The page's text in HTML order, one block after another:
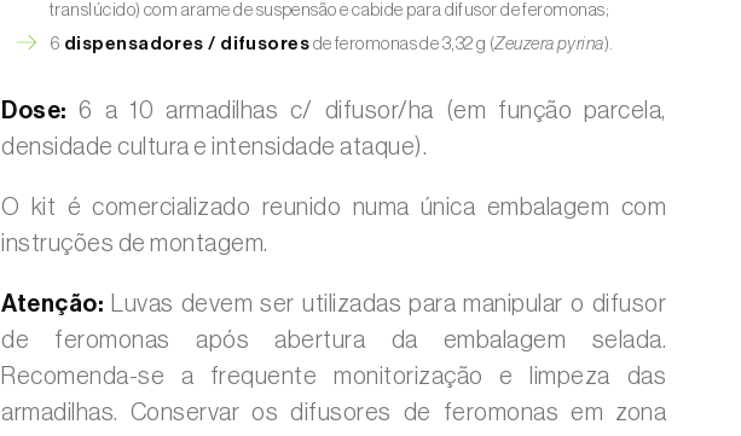
translúcido) com arame de suspensão e cabide para difusor de feromonas;
6 dispensadores / difusores de feromonas de 3,32 g (Zeuzera pyrina).
Dose: 6 a 10 armadilhas c/ difusor/ha (em função parcela,
densidade cultura e intensidade ataque).
O kit é comercializado reunido numa única embalagem com
instruções de montagem.
Atenção: Luvas devem ser utilizadas para manipular o difusor
de feromonas após abertura da embalagem selada.
Recomenda-se a frequente monitorização e limpeza das
armadilhas. Conservar os difusores de feromonas em zona